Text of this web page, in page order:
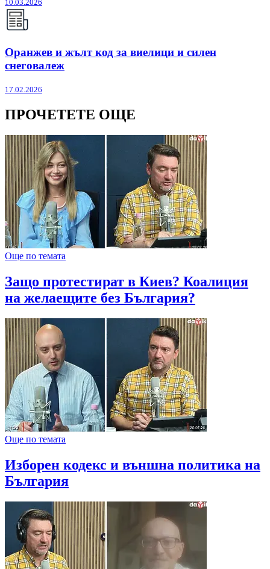
10.03.2026
Оранжев и жълт код за виелици и силен
снеговалеж
17.02.2026
ПРОЧЕТЕТЕ ОЩЕ
Още по темата
Защо протестират в Киев? Коалиция
на желаещите без България?
Още по темата
Изборен кодекс и външна политика на
България